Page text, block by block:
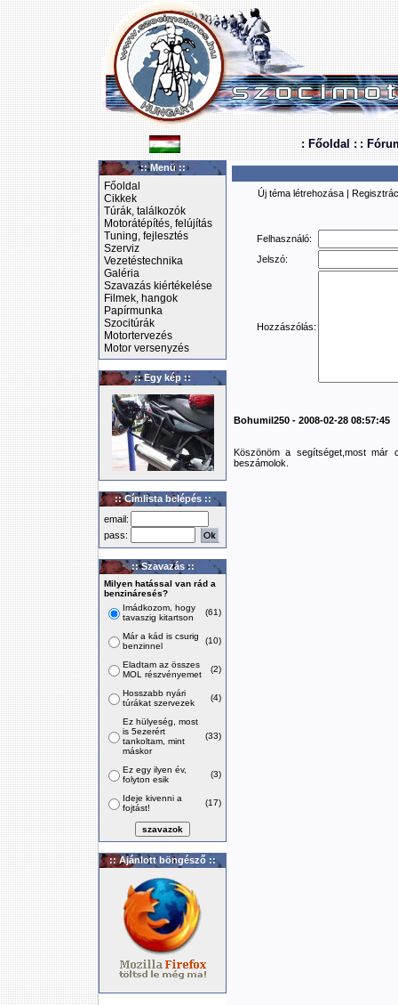
: Főoldal : :
:: Menü ::
Főoldal
Cikkek
Túrák, találkozók
Motorátépítés, felújítás
Tuning, fejlesztés
Szerviz
Vezetéstechnika
Galéria
Szavazás kiértékelése
Filmek, hangok
Papírmunka
Szocitúrák
Motortervezés
Motor versenyzés
:: Egy kép ::
:: Címlista belépés ::
email:
pass:
:: Szavazás ::
Milyen hatással van rád a
benzináresés?
Imádkozom, hogy
tavaszig kitartson
(61)
Már a kád is csurig
benzinnel
(10)
Eladtam az összes
MOL részvényemet
(2)
Hosszabb nyári
túrákat szervezek
(4)
Ez hülyeség, most
is 5ezerért
tankoltam, mint
máskor
(33)
Ez egy ilyen év,
folyton esik
(3)
Ideje kivenni a
fojtást!
(17)
:: Ajánlott böngésző ::
Új téma létrehozása |
Felhasználó:
Jelszó:
Hozzászólás:
Bohumil250 - 2008-02-28 08:57:45
Köszönöm a segítséget,most már
beszámolok.